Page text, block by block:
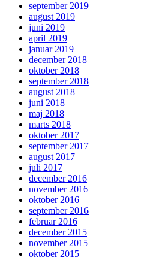
september 2019
august 2019
juni 2019
april 2019
januar 2019
december 2018
oktober 2018
september 2018
august 2018
juni 2018
maj 2018
marts 2018
oktober 2017
september 2017
august 2017
juli 2017
december 2016
november 2016
oktober 2016
september 2016
februar 2016
december 2015
november 2015
oktober 2015